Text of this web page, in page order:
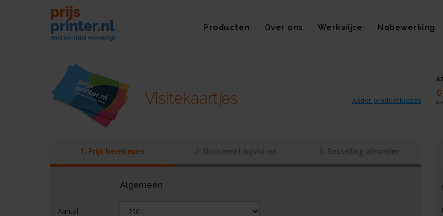
Producten Over ons Werkwijze Nabewerking
Visitekaartjes Ander product kiezen
1. Prijs berekenen 2. Document bijsluiten 3. Bestelling afronden
Algemeen
Aantal: